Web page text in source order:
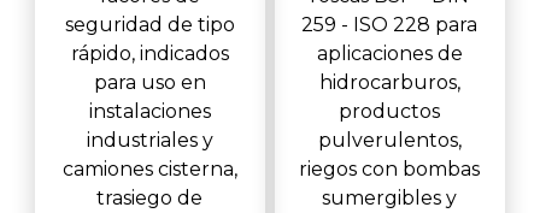
seguridad de tipo
rápido, indicados
para uso en
instalaciones
industriales y
camiones cisterna,
trasiego de
259 - ISO 228 para
aplicaciones de
hidrocarburos,
productos
pulverulentos,
riegos con bombas
sumergibles y